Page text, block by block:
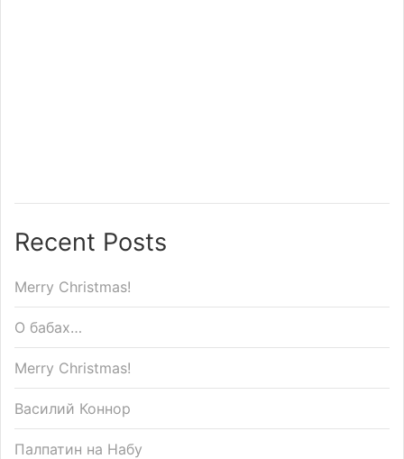
Recent Posts
Merry Christmas!
О бабах…
Merry Christmas!
Василий Коннор
Палпатин на Набу